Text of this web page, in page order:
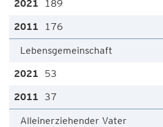
189
176
Lebensgemeinschaft
53
37
Alleinerziehender Vater